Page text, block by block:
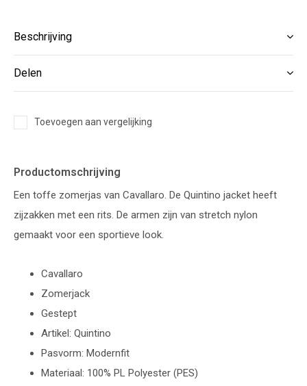
Beschrijving
Delen
Toevoegen aan vergelijking
Productomschrijving
Een toffe zomerjas van Cavallaro. De Quintino jacket heeft
zijzakken met een rits. De armen zijn van stretch nylon
gemaakt voor een sportieve look.
Cavallaro
Zomerjack
Gestept
Artikel: Quintino
Pasvorm: Modernfit
Materiaal: 100% PL Polyester (PES)